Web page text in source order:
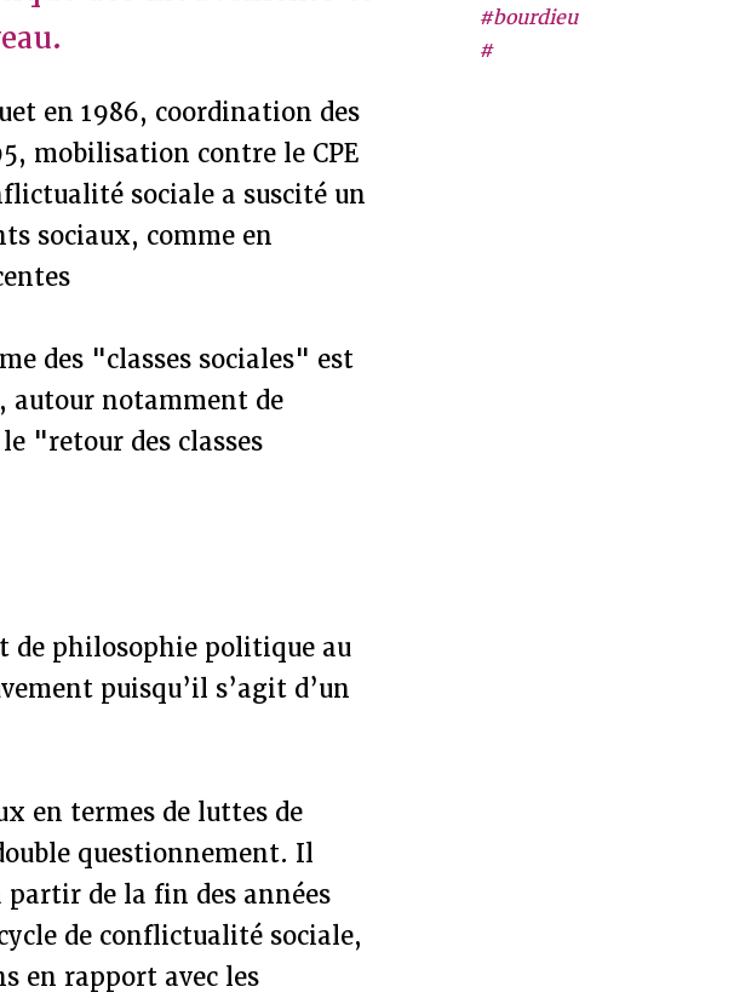
#bourdieu
#
en 1986, coordination des
mobilisation contre le CPE
sociale a suscité un
sociaux, comme en
des "classes sociales" est
autour notamment de
"retour des classes
de philosophie politique au
puisqu’il s’agit d’un
en termes de luttes de
questionnement. Il
partir de la fin des années
de conflictualité sociale,
en rapport avec les